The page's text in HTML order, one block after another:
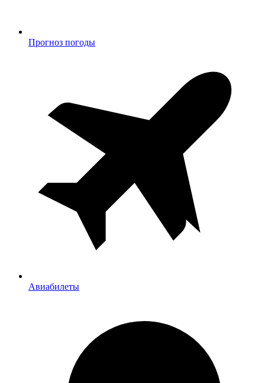
Прогноз погоды
Авиабилеты